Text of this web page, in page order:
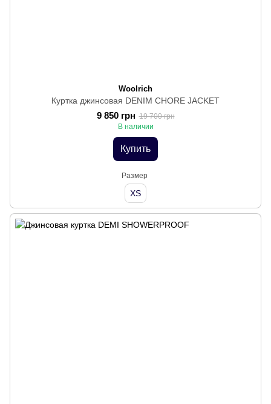
Woolrich
Куртка джинсовая DENIM CHORE JACKET
9 850 грн 19 700 грн
В наличии
Купить
Размер
XS